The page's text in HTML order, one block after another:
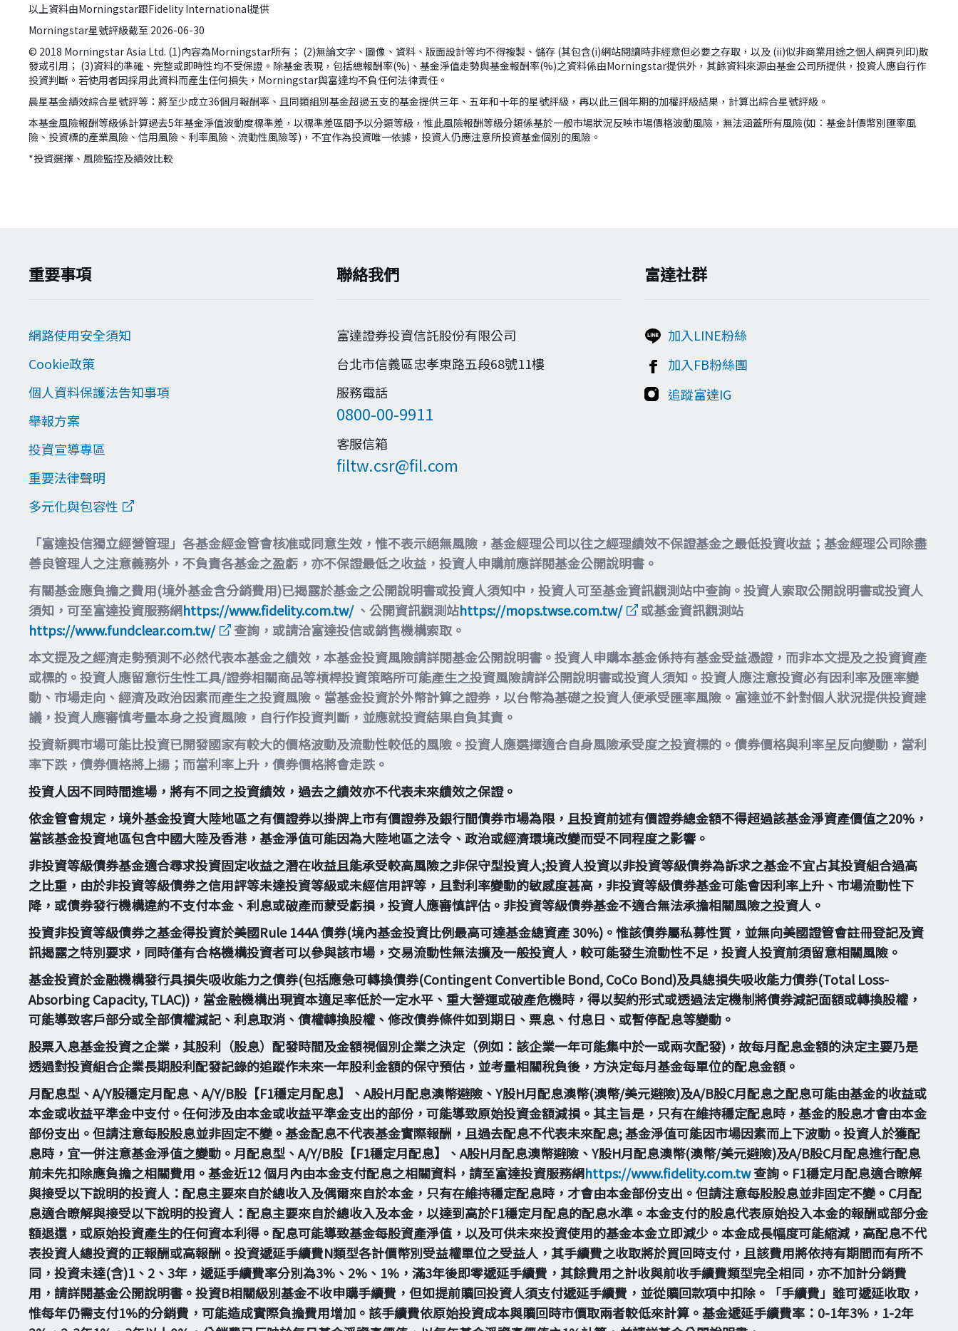
以上資料由Morningstar跟Fidelity International提供
Morningstar星號評級截至 2026-06-30
© 2018 Morningstar Asia Ltd. (1)內容為Morningstar所有； (2)無論文字、圖像、資料、版面設計等均不得複製、儲存 (其包含(i)網站閱讀時非經意但必要之存取，以及 (ii)似非商業用途之個人網頁列印)散
發或引用； (3)資料的準確、完整或即時性均不受保證。除基金表現，包括總報酬率(%)、基金淨值走勢與基金報酬率(%)之資料係由Morningstar提供外，其餘資料來源由基金公司所提供，投資人應自行作
投資判斷。若使用者因採用此資料而產生任何損失，Morningstar與富達均不負任何法律責任。
晨星基金績效綜合星號評等：將至少成立36個月報酬率、且同類組別基金超過五支的基金提供三年、五年和十年的星號評級，再以此三個年期的加權評級結果，計算出綜合星號評級。
本基金風險報酬等級係計算過去5年基金淨值波動度標準差，以標準差區間予以分類等級，惟此風險報酬等級分類係基於一般市場狀況反映市場價格波動風險，無法涵蓋所有風險(如：基金計價幣別匯率風
險、投資標的產業風險、信用風險、利率風險、流動性風險等)，不宜作為投資唯一依據，投資人仍應注意所投資基金個別的風險。
*投資選擇、風險監控及績效比較
重要事項
網路使用安全須知
Cookie政策
個人資料保護法告知事項
舉報方案
投資宣導專區
重要法律聲明
多元化與包容性
聯絡我們
富達證券投資信託股份有限公司
台北市信義區忠孝東路五段68號11樓
服務電話
0800-00-9911
客服信箱
filtw.csr@fil.com
富達社群
加入LINE粉絲
加入FB粉絲團
追蹤富達IG
「富達投信獨立經營管理」各基金經金管會核准或同意生效，惟不表示絕無風險，基金經理公司以往之經理績效不保證基金之最低投資收益；基金經理公司除盡
善良管理人之注意義務外，不負責各基金之盈虧，亦不保證最低之收益，投資人申購前應詳閱基金公開說明書。
有關基金應負擔之費用(境外基金含分銷費用)已揭露於基金之公開說明書或投資人須知中，投資人可至基金資訊觀測站中查詢。投資人索取公開說明書或投資人
須知，可至富達投資服務網https://www.fidelity.com.tw/、公開資訊觀測站https://mops.twse.com.tw/
或基金資訊觀測站
https://www.fundclear.com.tw/
查詢，或請洽富達投信或銷售機構索取。
本文提及之經濟走勢預測不必然代表本基金之績效，本基金投資風險請詳閱基金公開說明書。投資人申購本基金係持有基金受益憑證，而非本文提及之投資資產
或標的。投資人應留意衍生性工具/證券相關商品等槓桿投資策略所可能產生之投資風險請詳公開說明書或投資人須知。投資人應注意投資必有因利率及匯率變
動、市場走向、經濟及政治因素而產生之投資風險。當基金投資於外幣計算之證券，以台幣為基礎之投資人便承受匯率風險。富達並不針對個人狀況提供投資建
議，投資人應審慎考量本身之投資風險，自行作投資判斷，並應就投資結果自負其責。
投資新興市場可能比投資已開發國家有較大的價格波動及流動性較低的風險。投資人應選擇適合自身風險承受度之投資標的。債券價格與利率呈反向變動，當利
率下跌，債券價格將上揚；而當利率上升，債券價格將會走跌。
投資人因不同時間進場，將有不同之投資績效，過去之績效亦不代表未來績效之保證。
依金管會規定，境外基金投資大陸地區之有價證券以掛牌上市有價證券及銀行間債券市場為限，且投資前述有價證券總金額不得超過該基金淨資產價值之20%，
當該基金投資地區包含中國大陸及香港，基金淨值可能因為大陸地區之法令、政治或經濟環境改變而受不同程度之影響。
非投資等級債券基金適合尋求投資固定收益之潛在收益且能承受較高風險之非保守型投資人;投資人投資以非投資等級債券為訴求之基金不宜占其投資組合過高
之比重，由於非投資等級債券之信用評等未達投資等級或未經信用評等，且對利率變動的敏感度甚高，非投資等級債券基金可能會因利率上升、市場流動性下
降，或債券發行機構違約不支付本金、利息或破產而蒙受虧損，投資人應審慎評估。非投資等級債券基金不適合無法承擔相關風險之投資人。
投資非投資等級債券之基金得投資於美國Rule 144A 債券(境內基金投資比例最高可達基金總資產 30%)。惟該債券屬私募性質，並無向美國證管會註冊登記及資
訊揭露之特別要求，同時僅有合格機構投資者可以參與該市場，交易流動性無法擴及一般投資人，較可能發生流動性不足，投資人投資前須留意相關風險。
基金投資於金融機構發行具損失吸收能力之債券(包括應急可轉換債券(Contingent Convertible Bond, CoCo Bond)及具總損失吸收能力債券(Total Loss-
Absorbing Capacity, TLAC))，當金融機構出現資本適足率低於一定水平、重大營運或破產危機時，得以契約形式或透過法定機制將債券減記面額或轉換股權，
可能導致客戶部分或全部債權減記、利息取消、債權轉換股權、修改債券條件如到期日、票息、付息日、或暫停配息等變動。
股票入息基金投資之企業，其股利（股息）配發時間及金額視個別企業之決定（例如：該企業一年可能集中於一或兩次配發)，故每月配息金額的決定主要乃是
透過對投資組合企業長期股利配發記錄的追蹤作未來一年股利金額的保守預估，並考量相關稅負後，方決定每月基金每單位的配息金額。
月配息型、A/Y股穩定月配息、A/Y/B股【F1穩定月配息】、A股H月配息澳幣避險、Y股H月配息澳幣(澳幣/美元避險)及A/B股C月配息之配息可能由基金的收益或
本金或收益平準金中支付。任何涉及由本金或收益平準金支出的部份，可能導致原始投資金額減損。其主旨是，只有在維持穩定配息時，基金的股息才會由本金
部份支出。但請注意每股股息並非固定不變。基金配息不代表基金實際報酬，且過去配息不代表未來配息; 基金淨值可能因市場因素而上下波動。投資人於獲配
息時，宜一併注意基金淨值之變動。月配息型、A/Y/B股【F1穩定月配息】、A股H月配息澳幣避險、Y股H月配息澳幣(澳幣/美元避險)及A/B股C月配息進行配息
前未先扣除應負擔之相關費用。基金近12 個月內由本金支付配息之相關資料，請至富達投資服務網https://www.fidelity.com.tw查詢。F1穩定月配息適合瞭解
與接受以下說明的投資人：配息主要來自於總收入及偶爾來自於本金，只有在維持穩定配息時，才會由本金部份支出。但請注意每股股息並非固定不變。C月配
息適合瞭解與接受以下說明的投資人：配息主要來自於總收入及本金，以達到高於F1穩定月配息的配息水準。本金支付的股息代表原始投入本金的報酬或部分金
額退還，或原始投資產生的任何資本利得。配息可能導致基金每股資產淨值，以及可供未來投資使用的基金本金立即減少。本金成長幅度可能縮減，高配息不代
表投資人總投資的正報酬或高報酬。投資遞延手續費N類型各計價幣別受益權單位之受益人，其手續費之收取將於買回時支付，且該費用將依持有期間而有所不
同，投資未達(含)1、2、3年，遞延手續費率分別為3%、2%、1%，滿3年後即零遞延手續費，其餘費用之計收與前收手續費類型完全相同，亦不加計分銷費
用，請詳閱基金公開說明書。投資B相關級別基金不收申購手續費，但如提前贖回投資人須支付遞延手續費，並從贖回款項中扣除。「手續費」雖可遞延收取，
惟每年仍需支付1%的分銷費，可能造成實際負擔費用增加。該手續費依原始投資成本與贖回時市價取兩者較低來計算。基金遞延手續費率：0-1年3%，1-2年